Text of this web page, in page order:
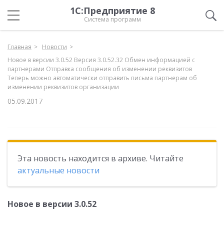
1С:Предприятие 8
Система программ
Главная
Новости
Новое в версии 3.0.52 Версия 3.0.52.32 Обмен информацией с
партнерами Отправка сообщения об изменении реквизитов
Теперь можно автоматически отправить письма партнерам об
изменении реквизитов организации
05.09.2017
Эта новость находится в архиве. Читайте
актуальные новости
Новое в версии 3.0.52